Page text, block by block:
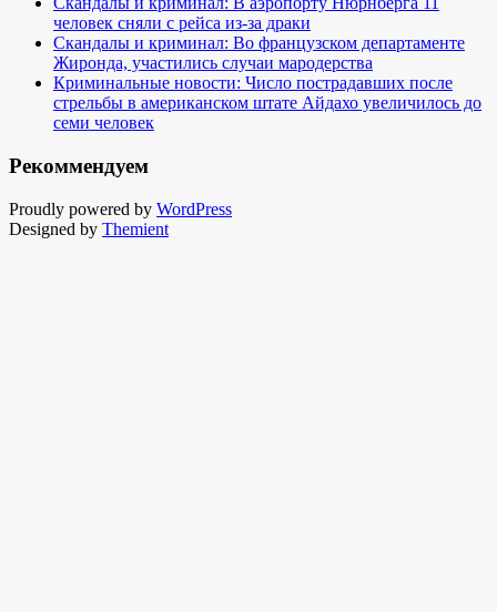
человек сняли с рейса из-за драки
Скандалы и криминал: Во французском департаменте
Жиронда, участились случаи мародерства
Криминальные новости: Число пострадавших после
стрельбы в американском штате Айдахо увеличилось до
семи человек
Рекоммендуем
Proudly powered by WordPress
Designed by Themient